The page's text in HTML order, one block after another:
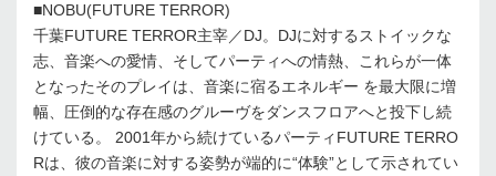
■NOBU(FUTURE TERROR)
千葉FUTURE TERROR主宰／DJ。DJに対するストイックな
志、音楽への愛情、そしてパーティへの情熱、これらが一体
となったそのプレイは、音楽に宿るエネルギー を最大限に増
幅、圧倒的な存在感のグルーヴをダンスフロアへと投下し続
けている。 2001年から続けているパーティFUTURE TERRO
Rは、彼の音楽に対する姿勢が端的に“体験”として示されてい